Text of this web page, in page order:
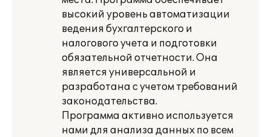
высокий уровень автоматизации
ведения бухгалтерского и
налогового учета и подготовки
обязательной отчетности. Она
является универсальной и
разработана с учетом требований
законодательства.
Программа активно используется
нами для анализа данных по всем